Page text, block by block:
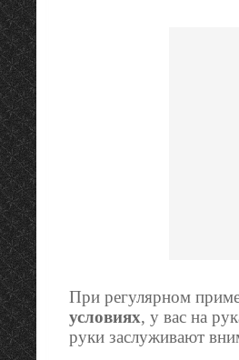
При регулярном
условиях, у вас на
руки заслуживают